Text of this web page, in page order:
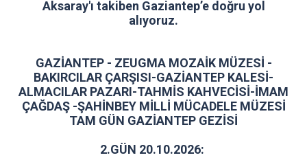
Aksaray'ı takiben Gaziantep’e doğru yol
alıyoruz.
GAZİANTEP - ZEUGMA MOZAİK MÜZESİ -
BAKIRCILAR ÇARŞISI-GAZİANTEP KALESİ-
ALMACILAR PAZARI-TAHMİS KAHVECİSİ-İMAM
ÇAĞDAŞ -ŞAHİNBEY MİLLİ MÜCADELE MÜZESİ
TAM GÜN GAZİANTEP GEZİSİ
2.GÜN 20.10.2026: